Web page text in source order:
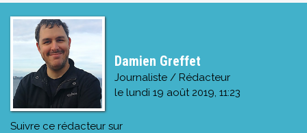
Damien Greffet
Journaliste / Rédacteur
le lundi 19 août 2019, 11:23
Suivre ce rédacteur sur